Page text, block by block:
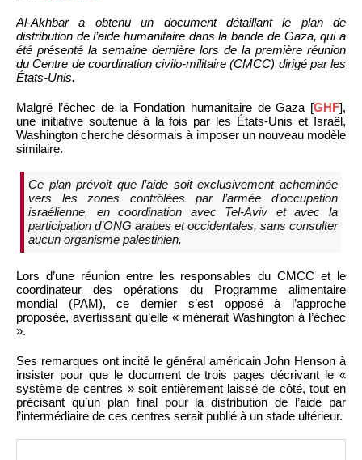
Al-Akhbar a obtenu un document détaillant le plan de
distribution de l’aide humanitaire dans la bande de Gaza, qui a
été présenté la semaine dernière lors de la première réunion
du Centre de coordination civilo-militaire (CMCC) dirigé par les
États-Unis.
Malgré l’échec de la Fondation humanitaire de Gaza [GHF],
une initiative soutenue à la fois par les États-Unis et Israël,
Washington cherche désormais à imposer un nouveau modèle
similaire.
Ce plan prévoit que l’aide soit exclusivement acheminée
vers les zones contrôlées par l’armée d’occupation
israélienne, en coordination avec Tel-Aviv et avec la
participation d’ONG arabes et occidentales, sans consulter
aucun organisme palestinien.
Lors d’une réunion entre les responsables du CMCC et le
coordinateur des opérations du Programme alimentaire
mondial (PAM), ce dernier s’est opposé à l’approche
proposée, avertissant qu’elle « mènerait Washington à l’échec
».
Ses remarques ont incité le général américain John Henson à
insister pour que le document de trois pages décrivant le «
système de centres » soit entièrement laissé de côté, tout en
précisant qu’un plan final pour la distribution de l’aide par
l’intermédiaire de ces centres serait publié à un stade ultérieur.